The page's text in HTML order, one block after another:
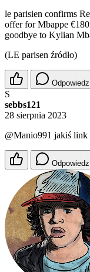
le parisien confirms
offer for Mbappe
goodbye to Kylian
(LE parisen źródło)
Odpowiedz
S
sebbs121
28 sierpnia 2023
@Manio991 jakiś link
Odpowiedz